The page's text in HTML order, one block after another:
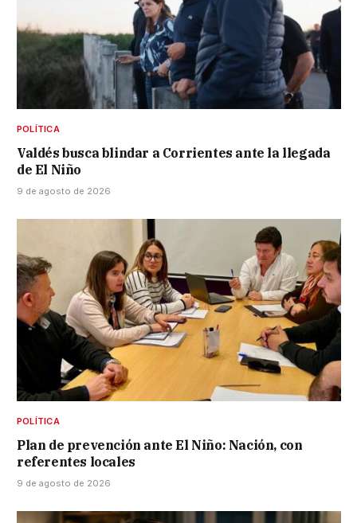
POLÍTICA
Valdés busca blindar a Corrientes ante la llegada
de El Niño
9 de agosto de 2026
POLÍTICA
Plan de prevención ante El Niño: Nación, con
referentes locales
9 de agosto de 2026